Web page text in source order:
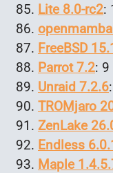
Lite 8.0-rc2:
FreeBSD
Parrot 7.2: 9
Unraid 7.2.6
TROMjaro
ZenLake
Endless
Maple